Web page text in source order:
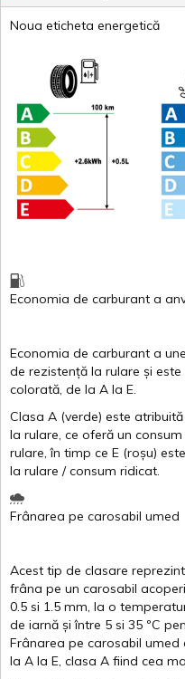
Noua eticheta energetică
Economia de carburant a
Economia de carburant a
de rezistență la rulare și este
colorată, de la A la E.
Clasa A (verde) este atribuită
la rulare, ce oferă un consum
rulare,în timp ce E (roșu) este
la rulare /consum ridicat.
Frânarea pe carosabil umed
Acest tip de clasare
frâna pe un carosabil
0.5 si 1.5 mm, la o
de iarnă și între 5 si 35 ºC
Frânarea pe carosabil umed
la A la E, clasa A fiind cea